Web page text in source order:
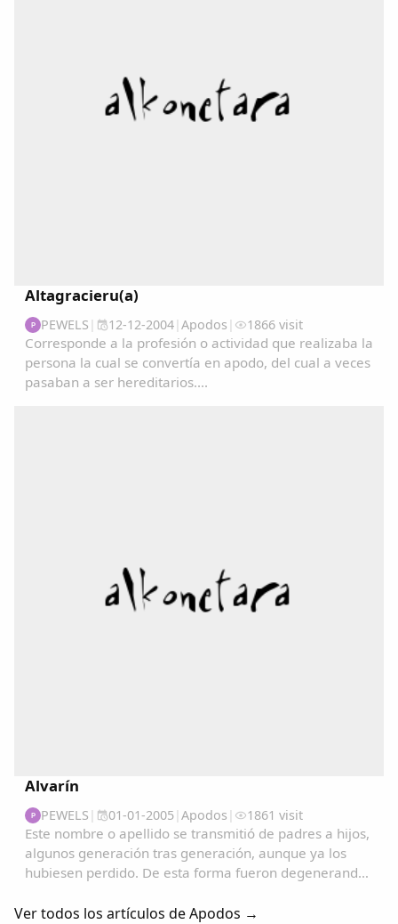
Altagracieru(a)
P PEWELS | 12-12-2004| Apodos | 1866 visit
Corresponde a la profesión o actividad que realizaba la
persona la cual se convertía en apodo, del cual a veces
pasaban a ser hereditarios....
Alvarín
P PEWELS | 01-01-2005| Apodos | 1861 visit
Este nombre o apellido se transmitió de padres a hijos,
algunos generación tras generación, aunque ya los
hubiesen perdido. De esta forma fueron degenerando
Ver todos los artículos de Apodos →